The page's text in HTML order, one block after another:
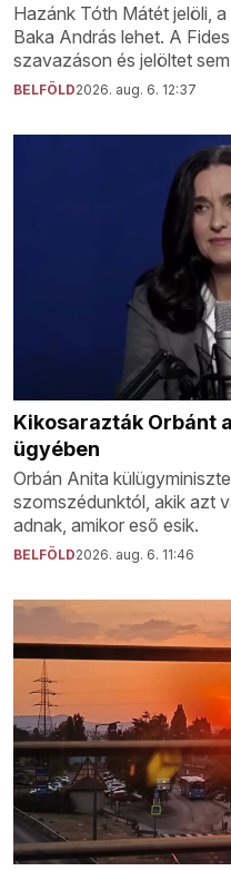
Hazánk Tóth Mátét jelöli,
Baka András lehet. A
szavazáson és jelöltet
BELFÖLD2026. aug. 6. 12:37
Kikosarazták Orbánt
ügyében
Orbán Anita
szomszédunktól, akik azt
adnak, amikor eső esik.
BELFÖLD2026. aug. 6. 11:46